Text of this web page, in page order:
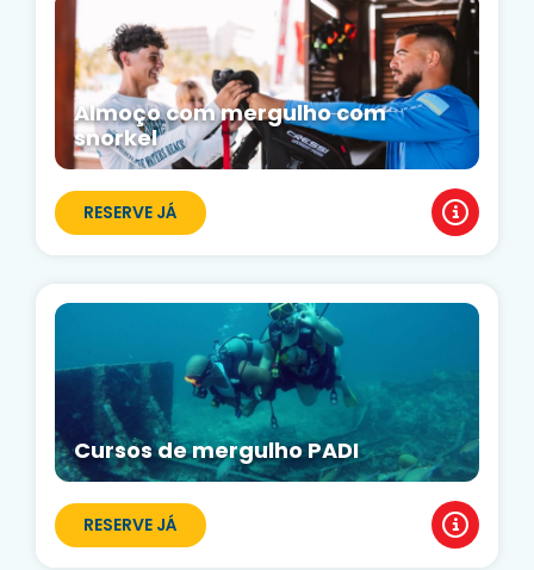
Almoço com mergulho com
snorkel
RESERVE JÁ
Cursos de mergulho PADI
RESERVE JÁ